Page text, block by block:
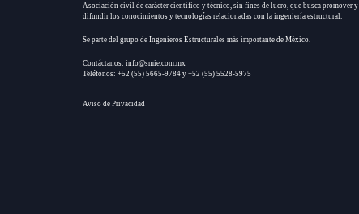
Asociación civil de carácter científico y técnico, sin fines de lucro, que busca promover y
difundir los conocimientos y tecnologías relacionadas con la ingeniería estructural.
Se parte del grupo de Ingenieros Estructurales más importante de México.
Contáctanos: info@smie.com.mx
Teléfonos: +52 (55) 5665-9784 y +52 (55) 5528-5975
Aviso de Privacidad